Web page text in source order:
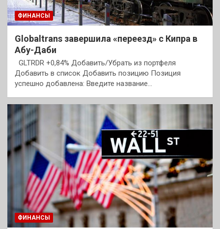
ФИНАНСЫ
Globaltrans завершила «переезд» с Кипра в
Абу-Даби
GLTRDR +0,84% Добавить/Убрать из портфеля
Добавить в список Добавить позицию Позиция
успешно добавлена: Введите название…
ФИНАНСЫ